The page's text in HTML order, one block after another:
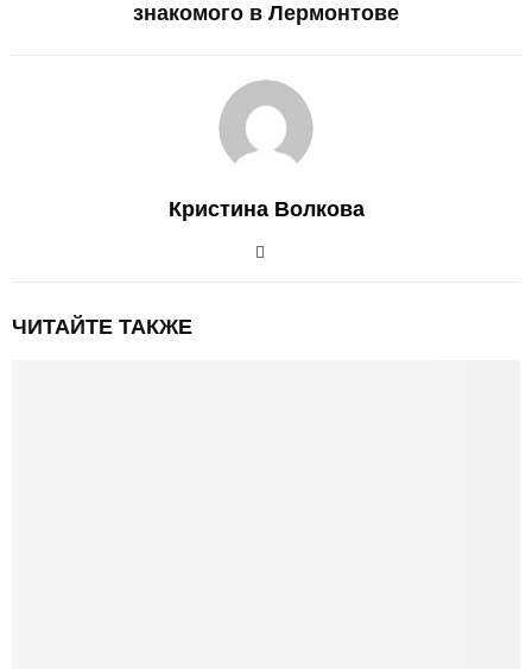
знакомого в Лермонтове
Кристина Волкова
ЧИТАЙТЕ ТАКЖЕ